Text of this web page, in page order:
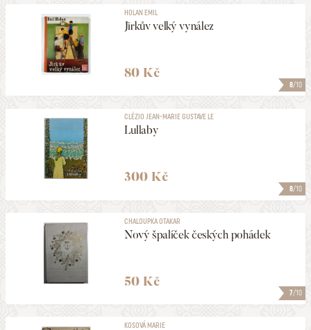
8/10
HOLAN EMIL
Jirkův velký vynález
80 Kč
8/10
CLÉZIO JEAN-MARIE GUSTAVE LE
Lullaby
300 Kč
7/10
CHALOUPKA OTAKAR
Nový špalíček českých pohádek
50 Kč
KOSOVÁ MARIE